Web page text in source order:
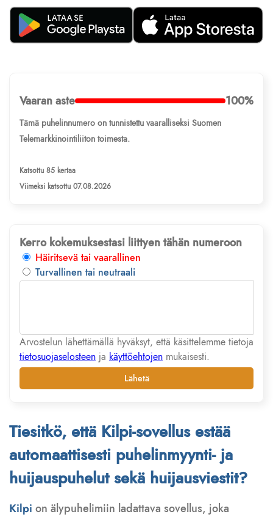
Vaaran aste 100%
Tämä puhelinnumero on tunnistettu vaaralliseksi Suomen
Telemarkkinointiliiton toimesta.
Katsottu 85 kertaa
Viimeksi katsottu 07.08.2026
Kerro kokemuksestasi liittyen tähän numeroon
Häiritsevä tai vaarallinen
Turvallinen tai neutraali
Arvostelun lähettämällä hyväksyt, että käsittelemme tietoja
tietosuojaselosteen ja käyttöehtojen mukaisesti.
Lähetä
Tiesitkö, että Kilpi-sovellus estää
automaattisesti puhelinmyynti- ja
huijauspuhelut sekä huijausviestit?
Kilpi on älypuhelimiin ladattava sovellus, joka